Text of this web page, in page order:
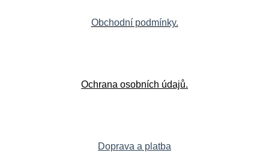
Obchodní podmínky.
Ochrana osobních údajů.
Doprava a platba